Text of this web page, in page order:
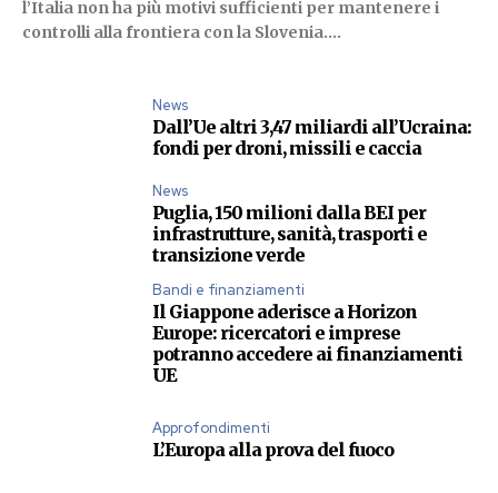
l’Italia non ha più motivi sufficienti per mantenere i
controlli alla frontiera con la Slovenia....
News
Dall’Ue altri 3,47 miliardi all’Ucraina:
fondi per droni, missili e caccia
News
Puglia, 150 milioni dalla BEI per
infrastrutture, sanità, trasporti e
transizione verde
Bandi e finanziamenti
Il Giappone aderisce a Horizon
Europe: ricercatori e imprese
potranno accedere ai finanziamenti
UE
Approfondimenti
L’Europa alla prova del fuoco